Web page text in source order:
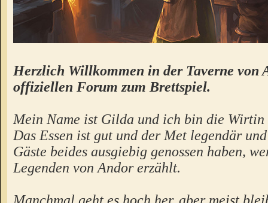
Herzlich Willkommen in der Taverne von
offiziellen Forum zum Brettspiel.
Mein Name ist Gilda und ich bin die Wirtin
Das Essen ist gut und der Met legendär
Gäste beides ausgiebig genossen haben,
Legenden von Andor erzählt.
Manchmal geht es hoch her, aber meist